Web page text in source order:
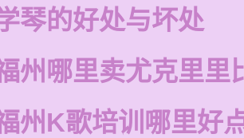
琴的好处与坏处
州哪里卖尤克里里
州K歌培训哪里好